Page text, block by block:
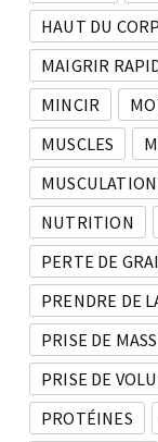
HAUT DU
MAIGRIR
MINCIR
MUSCLES
NUTRITION
PERTE DE
PRENDRE DE
PRISE DE
PRISE DE
PROTÉINES